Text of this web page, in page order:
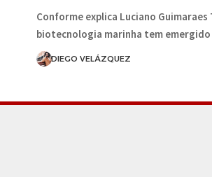
Conforme explica Luciano Guimaraes
biotecnologia marinha tem
DIEGO VELÁZQUEZ